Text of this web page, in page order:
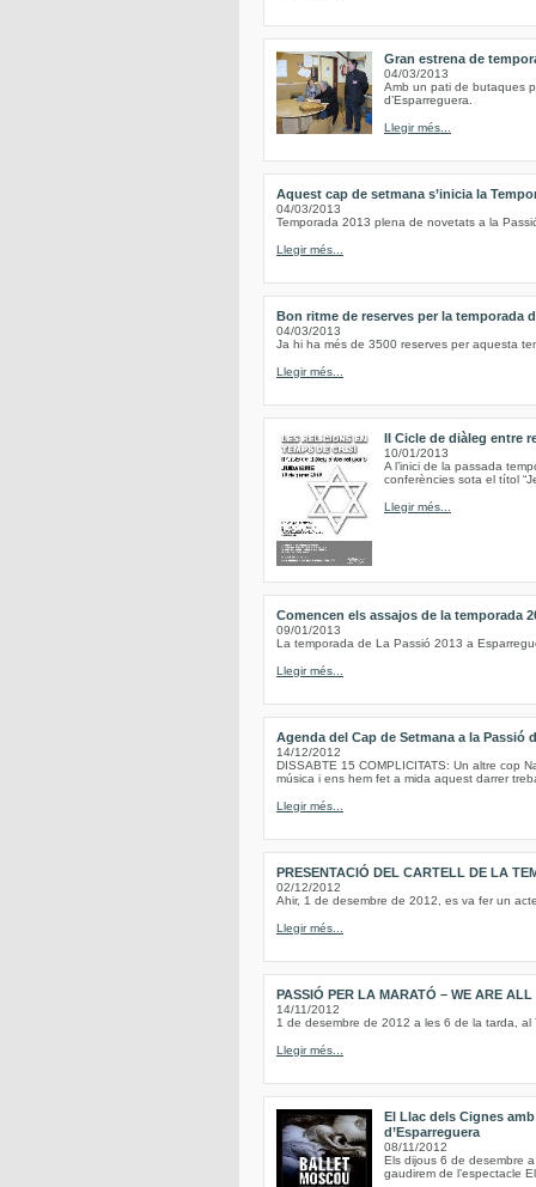
Gran estrena de
04/03/2013
Amb un pati de butaques
d’Esparreguera.
Llegir més...
Aquest cap de setmana s’inicia la
04/03/2013
Temporada 2013 plena de novetats a la
Llegir més...
Bon ritme de reserves per la temporada
04/03/2013
Ja hi ha més de 3500 reserves per aquesta
Llegir més...
II Cicle de diàleg entre
10/01/2013
A l’inici de la passada
conferències sota el títol
Llegir més...
Comencen els assajos de la temporada
09/01/2013
La temporada de La Passió 2013 a
Llegir més...
Agenda del Cap de Setmana a la Passió
14/12/2012
DISSABTE 15 COMPLICITATS: Un altre cop
música i ens hem fet a mida aquest darrer
Llegir més...
PRESENTACIÓ DEL CARTELL DE LA
02/12/2012
Ahir, 1 de desembre de 2012, es va fer un
Llegir més...
PASSIÓ PER LA MARATÓ – WE ARE
14/11/2012
1 de desembre de 2012 a les 6 de la tarda, al
Llegir més...
El Llac dels Cignes
d’Esparreguera
08/11/2012
Els dijous 6 de desembre
gaudirem de l’espectacle